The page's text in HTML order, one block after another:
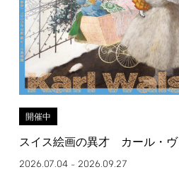
開催中
スイス絵画の異才 カール・ヴ
2026.07.04– 2026.09.27